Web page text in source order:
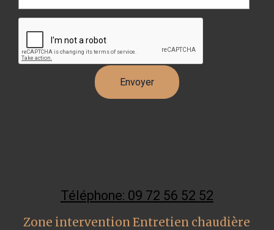
Téléphone: 09 72 56 52 52
Zone intervention Entretien chaudière